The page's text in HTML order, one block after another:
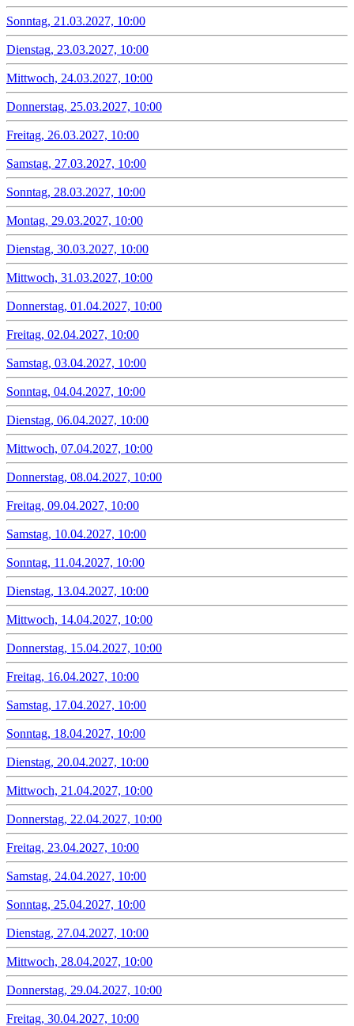
Sonntag, 21.03.2027, 10:00
Dienstag, 23.03.2027, 10:00
Mittwoch, 24.03.2027, 10:00
Donnerstag, 25.03.2027, 10:00
Freitag, 26.03.2027, 10:00
Samstag, 27.03.2027, 10:00
Sonntag, 28.03.2027, 10:00
Montag, 29.03.2027, 10:00
Dienstag, 30.03.2027, 10:00
Mittwoch, 31.03.2027, 10:00
Donnerstag, 01.04.2027, 10:00
Freitag, 02.04.2027, 10:00
Samstag, 03.04.2027, 10:00
Sonntag, 04.04.2027, 10:00
Dienstag, 06.04.2027, 10:00
Mittwoch, 07.04.2027, 10:00
Donnerstag, 08.04.2027, 10:00
Freitag, 09.04.2027, 10:00
Samstag, 10.04.2027, 10:00
Sonntag, 11.04.2027, 10:00
Dienstag, 13.04.2027, 10:00
Mittwoch, 14.04.2027, 10:00
Donnerstag, 15.04.2027, 10:00
Freitag, 16.04.2027, 10:00
Samstag, 17.04.2027, 10:00
Sonntag, 18.04.2027, 10:00
Dienstag, 20.04.2027, 10:00
Mittwoch, 21.04.2027, 10:00
Donnerstag, 22.04.2027, 10:00
Freitag, 23.04.2027, 10:00
Samstag, 24.04.2027, 10:00
Sonntag, 25.04.2027, 10:00
Dienstag, 27.04.2027, 10:00
Mittwoch, 28.04.2027, 10:00
Donnerstag, 29.04.2027, 10:00
Freitag, 30.04.2027, 10:00